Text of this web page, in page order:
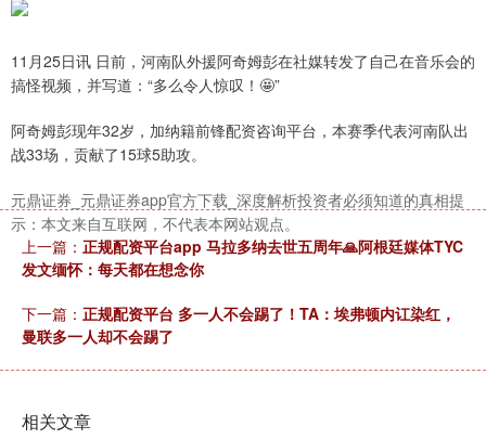
11月25日讯 日前，河南队外援阿奇姆彭在社媒转发了自己在音乐会的
搞怪视频，并写道：“多么令人惊叹！🤩”
阿奇姆彭现年32岁，加纳籍前锋配资咨询平台，本赛季代表河南队出
战33场，贡献了15球5助攻。
元鼎证券_元鼎证券app官方下载_深度解析投资者必须知道的真相提
示：本文来自互联网，不代表本网站观点。
上一篇： 正规配资平台app 马拉多纳去世五周年🙏阿根廷媒体TYC
发文缅怀：每天都在想念你
下一篇： 正规配资平台 多一人不会踢了！TA：埃弗顿内讧染红，
曼联多一人却不会踢了
相关文章
沪深300 4694.44 +43.13 +0.93%